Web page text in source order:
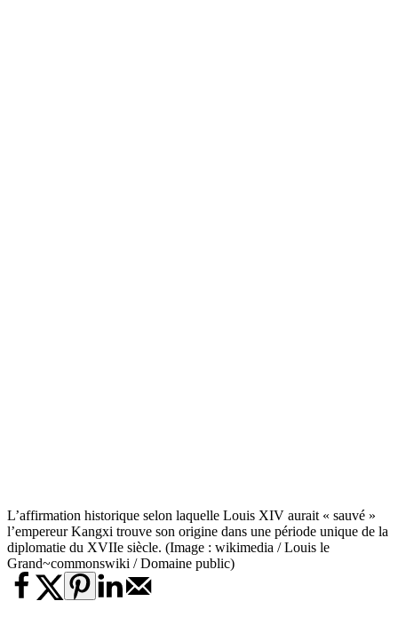
L’affirmation historique selon laquelle Louis XIV aurait « sauvé »
l’empereur Kangxi trouve son origine dans une période unique de la
diplomatie du XVIIe siècle. (Image : wikimedia / Louis le
Grand~commonswiki / Domaine public)